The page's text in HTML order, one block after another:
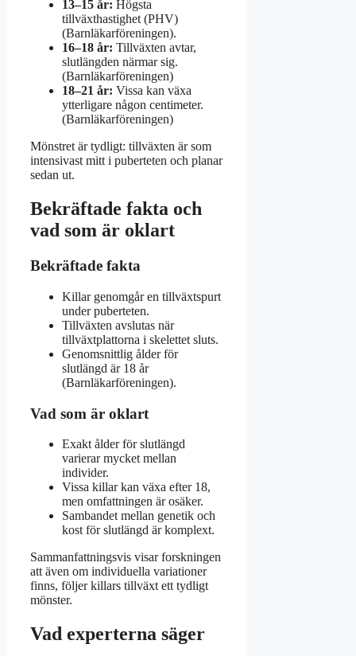
13–15 år: Högsta
tillväxthastighet (PHV)
(Barnläkarföreningen).
16–18 år: Tillväxten avtar,
slutlängden närmar sig.
(Barnläkarföreningen)
18–21 år: Vissa kan växa
ytterligare någon centimeter.
(Barnläkarföreningen)
Mönstret är tydligt: tillväxten är som
intensivast mitt i puberteten och planar
sedan ut.
Bekräftade fakta och
vad som är oklart
Bekräftade fakta
Killar genomgår en tillväxtspurt
under puberteten.
Tillväxten avslutas när
tillväxtplattorna i skelettet sluts.
Genomsnittlig ålder för
slutlängd är 18 år
(Barnläkarföreningen).
Vad som är oklart
Exakt ålder för slutlängd
varierar mycket mellan
individer.
Vissa killar kan växa efter 18,
men omfattningen är osäker.
Sambandet mellan genetik och
kost för slutlängd är komplext.
Sammanfattningsvis visar forskningen
att även om individuella variationer
finns, följer killars tillväxt ett tydligt
mönster.
Vad experterna säger